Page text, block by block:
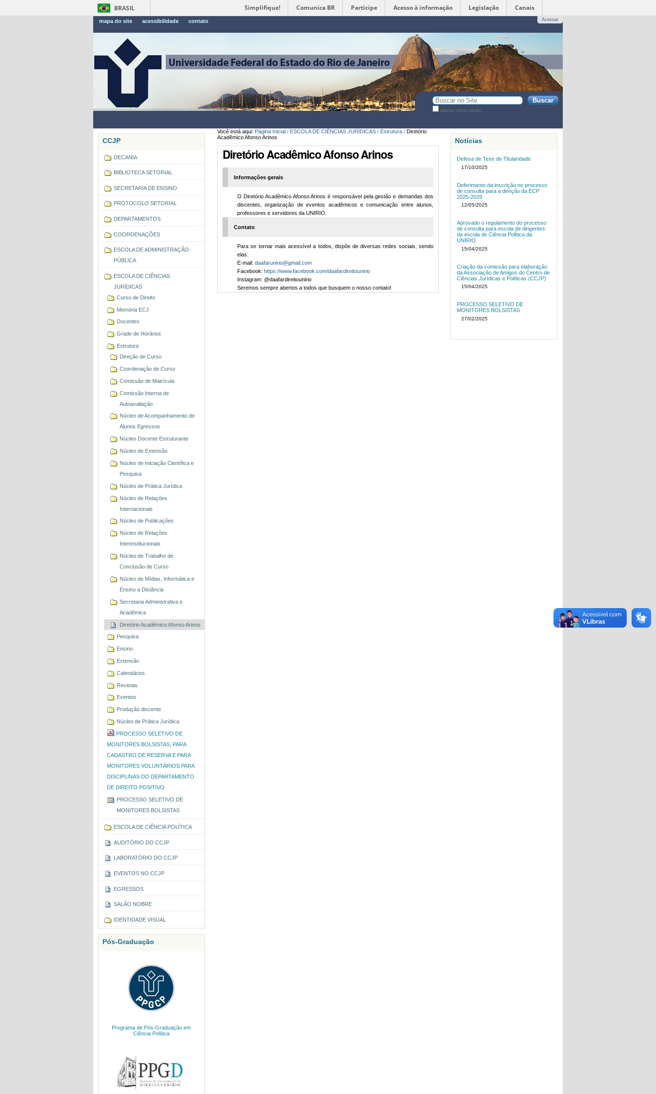
BRASIL Simplifique! Comunica BR Participe Acesso à informação Legislação Canais
mapa do site acessibilidade contato Acessar
Busca
apenas nesta seção
Você está aqui: Página Inicial / ESCOLA DE CIÊNCIAS JURÍDICAS / Estrutura /Diretório
Acadêmico Afonso Arinos
Diretório Acadêmico Afonso Arinos
Informações gerais
O Diretório Acadêmico Afonso Arinos é responsável pela gestão e demandas dos
discentes, organização de eventos acadêmicos e comunicação entre alunos,
professores e servidores da UNIRIO.
Contato
Para se tornar mais acessível a todos, dispõe de diversas redes sociais, sendo
elas:
E-mail:daafarunirio@gmail.com
Facebook: https://www.facebook.com/daafardireitounirio
Instagram: @daafardireitounirio
Seremos sempre abertos a todos que busquem o nosso contato!
CCJP
DECANIA
BIBLIOTECA SETORIAL
SECRETARIA DE ENSINO
PROTOCOLO SETORIAL
DEPARTAMENTOS
COORDENAÇÕES
ESCOLA DE ADMINISTRAÇÃO
PÚBLICA
ESCOLA DE CIÊNCIAS
JURÍDICAS
Curso de Direito
Memória ECJ
Docentes
Grade de Horários
Estrutura
Direção de Curso
Coordenação de Curso
Comissão de Matrícula
Comissão Interna de
Autoavaliação
Núcleo de Acompanhamento de
Alunos Egressos
Núcleo Docente Estruturante
Núcleo de Extensão
Núcleo de Iniciação Científica e
Pesquisa
Núcleo de Prática Jurídica
Núcleo de Relações
Internacionais
Núcleo de Publicações
Núcleo de Relações
Interinstitucionais
Núcleo de Trabalho de
Conclusão de Curso
Núcleo de Mídias, Informática e
Ensino a Distância
Secretaria Administrativa e
Acadêmica
Diretório Acadêmico Afonso Arinos
Pesquisa
Ensino
Extensão
Calendários
Revistas
Eventos
Produção discente
Núcleo de Prática Jurídica
PROCESSO SELETIVO DE
MONITORES BOLSISTAS, PARA
CADASTRO DE RESERVA E PARA
MONITORES VOLUNTÁRIOS PARA
DISCIPLINAS DO DEPARTAMENTO
DE DIREITO POSITIVO
PROCESSO SELETIVO DE
MONITORES BOLSISTAS
ESCOLA DE CIÊNCIA POLÍTICA
AUDITÓRIO DO CCJP
LABORATÓRIO DO CCJP
EVENTOS NO CCJP
EGRESSOS
SALÃO NOBRE
IDENTIDADE VISUAL
Pós-Graduação
Programa de Pós-Graduação em
Ciência Política
Notícias
Defesa de Tese de Titularidade
17/10/2025
Deferimento da inscrição no processo
de consulta para a direção da ECP
2025-2029
12/05/2025
Aprovado o regulamento do processo
de consulta para escola de dirigentes
da escola de Ciência PolÍtica da
UNIRIO
15/04/2025
Criação da comissão para elaboração
da Associação de Amigos do Centro de
Ciências Jurídicas e Políticas (CCJP)
15/04/2025
PROCESSO SELETIVO DE
MONITORES BOLSISTAS
27/02/2025